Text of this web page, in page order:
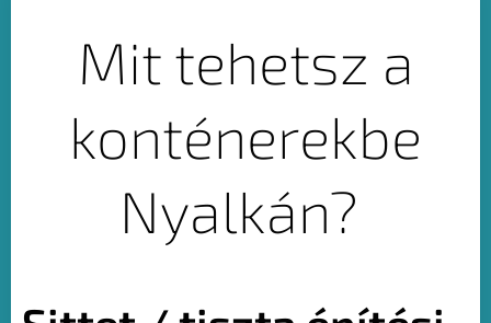
Mit tehetsz a
konténerekbe
Nyalkán?